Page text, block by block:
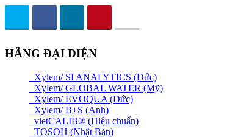
HÃNG ĐẠI DIỆN
Xylem/ SI ANALYTICS (Đức)
Xylem/ GLOBAL WATER (Mỹ)
Xylem/ EVOQUA (Đức)
Xylem/ B+S (Anh)
vietCALIB® (Hiệu chuẩn)
TOSOH (Nhật Bản)